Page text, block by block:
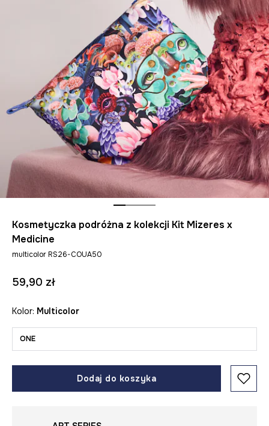
Kosmetyczka podróżna z kolekcji Kit Mizeres x
Medicine
multicolor RS26-COUA50
59,90 zł
Kolor: multicolor
ONE
Dodaj do koszyka